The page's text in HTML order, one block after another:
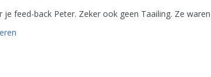
je feed-back Peter. Zeker ook geen Taailing. Ze